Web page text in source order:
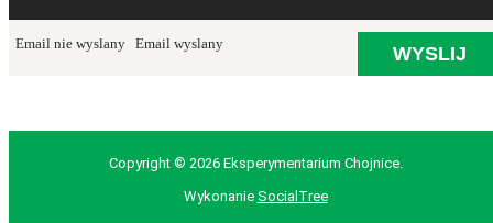
Email nie wyslany Email wyslany
Copyright © 2026 Eksperymentarium Chojnice.
Wykonanie SocialTree